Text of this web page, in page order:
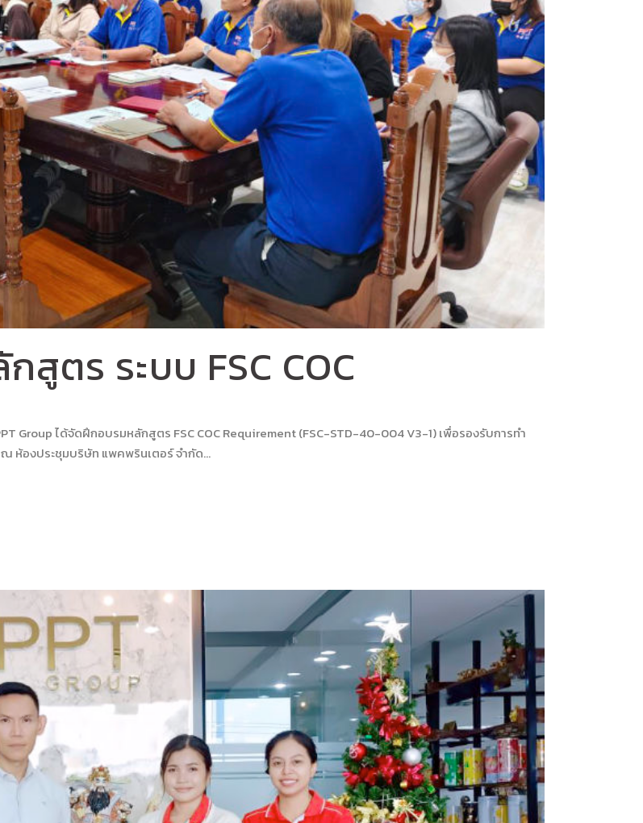
สูตร ระบบ FSC COC
Group ได้จัดฝึกอบรมหลักสูตร FSC COC Requirement (FSC-STD-40-004 V3-1) เพื่อรองรับการทำ
ห้องประชุมบริษัท แพคพรินเตอร์ จำกัด...